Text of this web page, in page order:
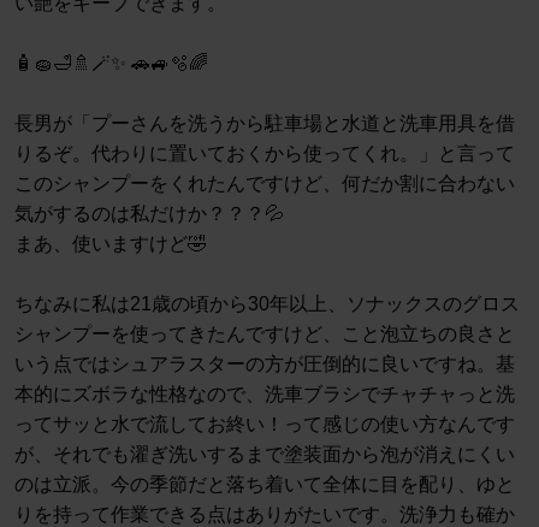
🧴🧽🛁🚿🪄✨ 🚗🚙🫧🌈
長男が「プーさんを洗うから駐車場と水道と洗車用具を借
りるぞ。代わりに置いておくから使ってくれ。」と言って
このシャンプーをくれたんですけど、何だか割に合わない
気がするのは私だけか？？？💦
まあ、使いますけど🤣
ちなみに私は21歳の頃から30年以上、ソナックスのグロス
シャンプーを使ってきたんですけど、こと泡立ちの良さと
いう点ではシュアラスターの方が圧倒的に良いですね。基
本的にズボラな性格なので、洗車ブラシでチャチャっと洗
ってサッと水で流してお終い！って感じの使い方なんです
が、それでも濯ぎ洗いするまで塗装面から泡が消えにくい
のは立派。今の季節だと落ち着いて全体に目を配り、ゆと
りを持って作業できる点はありがたいです。洗浄力も確か